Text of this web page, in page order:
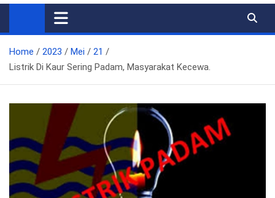
Home 2023 Mei
21
Listrik Di Kaur Sering Padam, Masyarakat Kecewa.